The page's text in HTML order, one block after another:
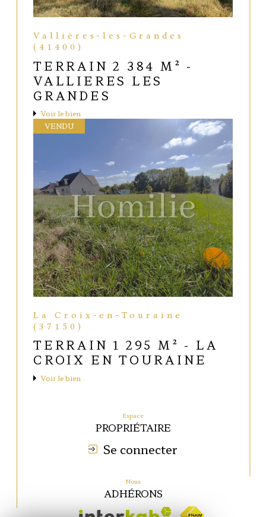
Vallières-les-Grandes
(41400)
TERRAIN 2 384 M² -
VALLIERES LES
GRANDES
Voir le bien
VENDU
La Croix-en-Touraine
(37150)
TERRAIN 1 295 M² - LA
CROIX EN TOURAINE
Voir le bien
Espace
PROPRIÉTAIRE
Se connecter
Nous
ADHÉRONS